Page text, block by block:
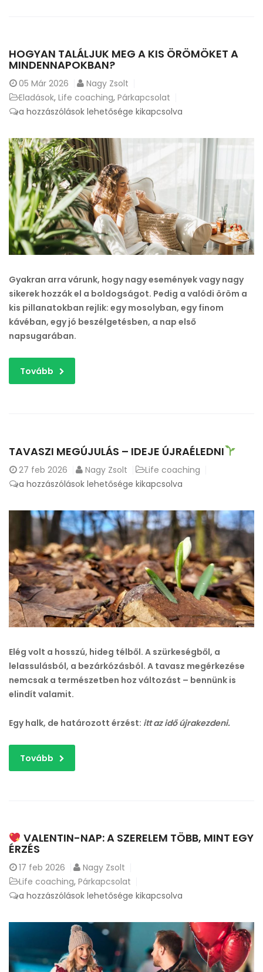
HOGYAN TALÁLJUK MEG A KIS ÖRÖMÖKET A
MINDENNAPOKBAN?
05 Már 2026
Nagy Zsolt
Eladások, Life coaching, Párkapcsolat
Hogyan
meg
a
kis
örömöket
a
mindennapokban?
bejegyzéshez
a hozzászólások lehetősége kikapcsolva
Gyakran arra várunk, hogy nagy események vagy nagy
sikerek hozzák el a boldogságot. Pedig a valódi öröm a
kis pillanatokban rejlik: egy mosolyban, egy finom
kávéban, egy jó beszélgetésben, a nap első
napsugarában.
Tovább
TAVASZI MEGÚJULÁS – IDEJE ÚJRAÉLEDNI
27 feb 2026 Nagy Zsolt
Life coaching
Tavaszi
–
újraéledni
bejegyzéshez
a hozzászólások lehetősége kikapcsolva
Elég volt a hosszú, hideg télből. A szürkeségből, a
lelassulásból, a bezárkózásból. A tavasz megérkezése
nemcsak a természetben hoz változást – bennünk is
elindít valamit.
Egy halk, de határozott érzést: itt az idő újrakezdeni.
Tovább
VALENTIN-NAP: A SZERELEM TÖBB, MINT EGY
ÉRZÉS
17 feb 2026
Nagy Zsolt
Life coaching, Párkapcsolat
nap:
több,
a hozzászólások lehetősége kikapcsolva